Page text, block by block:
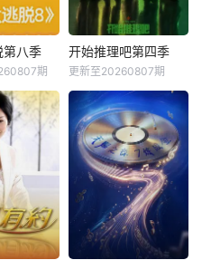
第八季
期
开始推理吧第四季
更新至20260807期